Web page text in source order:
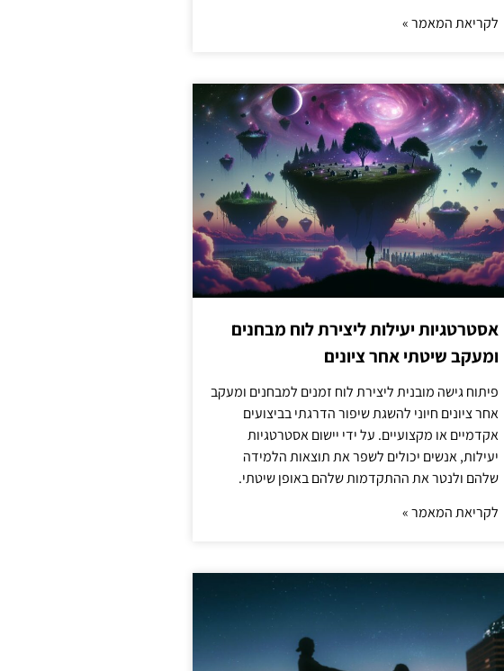
לקריאת המאמר »
אסטרטגיות יעילות ליצירת לוח מבחנים
ומעקב שיטתי אחר ציונים
פיתוח גישה מובנית ליצירת לוח זמנים למבחנים ומעקב
אחר ציונים חיוני להשגת שיפור הדרגתי בביצועים
אקדמיים או מקצועיים. על ידי יישום אסטרטגיות
יעילות, אנשים יכולים לשפר את תוצאות הלמידה
שלהם ולנטר את ההתקדמות שלהם באופן שיטתי.
לקריאת המאמר »